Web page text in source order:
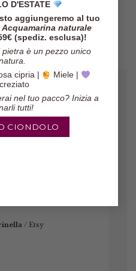
D'ESTATE
aggiungeremo al tuo
naturale
(spediz. esclusa)!
è un pezzo unico
cipria |
Miele |
nel tuo pacco? Inizia a
tutti!
CIONDOLO
Carta di credito,
/ Etsy